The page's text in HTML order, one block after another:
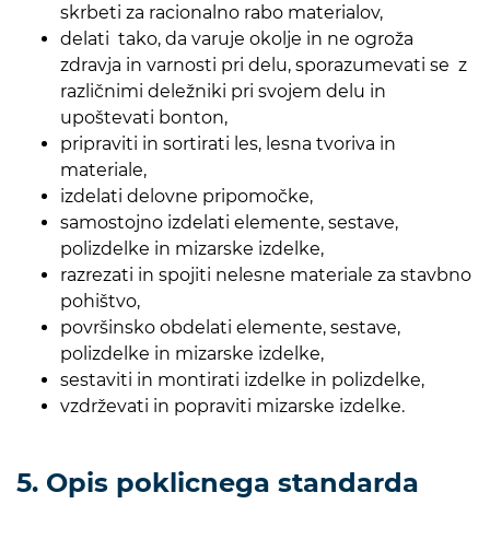
skrbeti za racionalno rabo materialov,
delati tako, da varuje okolje in ne ogroža
zdravja in varnosti pri delu, sporazumevati se z
različnimi deležniki pri svojem delu in
upoštevati bonton,
pripraviti in sortirati les, lesna tvoriva in
materiale,
izdelati delovne pripomočke,
samostojno izdelati elemente, sestave,
polizdelke in mizarske izdelke,
razrezati in spojiti nelesne materiale za stavbno
pohištvo,
površinsko obdelati elemente, sestave,
polizdelke in mizarske izdelke,
sestaviti in montirati izdelke in polizdelke,
vzdrževati in popraviti mizarske izdelke.
5. Opis poklicnega standarda